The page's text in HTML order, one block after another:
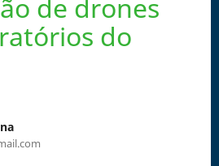
de drones
do